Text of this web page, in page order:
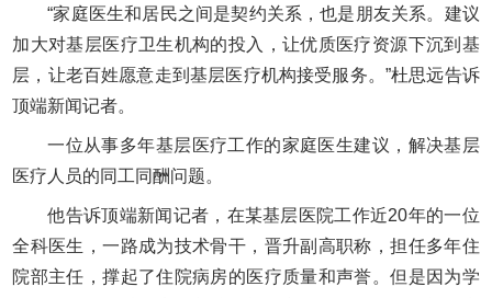
“家庭医生和居民之间是契约关系，也是朋友关系。建议
加大对基层医疗卫生机构的投入，让优质医疗资源下沉到基
层，让老百姓愿意走到基层医疗机构接受服务。”杜思远告诉
顶端新闻记者。
一位从事多年基层医疗工作的家庭医生建议，解决基层
医疗人员的同工同酬问题。
他告诉顶端新闻记者，在某基层医院工作近20年的一位
全科医生，一路成为技术骨干，晋升副高职称，担任多年住
院部主任，撑起了住院病房的医疗质量和声誉。但是因为学